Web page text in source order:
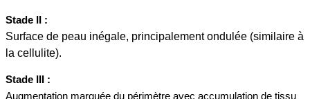
Stade II :
Surface de peau inégale, principalement ondulée (similaire à
la cellulite).
Stade III :
Augmentation marquée du périmètre avec accumulation de tissu